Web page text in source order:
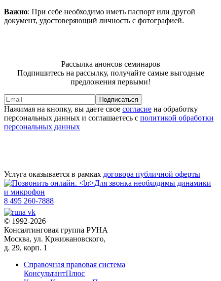
Важно: При себе необходимо иметь паспорт или другой
документ, удостоверяющий личность с фотографией.
Рассылка анонсов семинаров
Подпишитесь на рассылку, получайте самые выгодные
предложения первыми!
Подписаться
Нажимая на кнопку, вы даете свое согласие на обработку
персональных данных и соглашаетесь с политикой обработки
персональных данных
Услуга оказывается в рамках договора публичной оферты
8 495 260-7888
© 1992-2026
Консалтинговая группа РУНА
Москва, ул. Кржижановского,
д. 29, корп. 1
Справочная правовая система
КонсультантПлюс